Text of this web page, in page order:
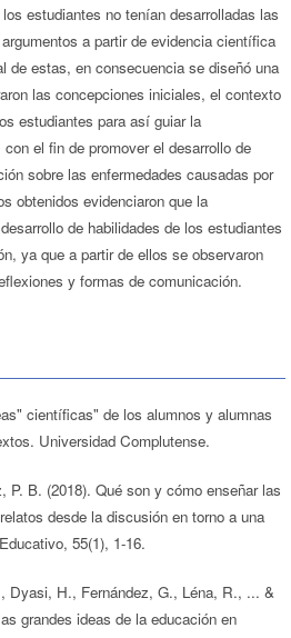
estudiantes no tenían desarrolladas las
a partir de evidencia científica
de estas, en consecuencia se diseñó una
las concepciones iniciales, el contexto
estudiantes para así guiar la
el fin de promover el desarrollo de
sobre las enfermedades causadas por
obtenidos evidenciaron que la
de habilidades de los estudiantes
ya que a partir de ellos se observaron
y formas de comunicación.
científicas" de los alumnos y alumnas
Universidad Complutense.
B. (2018). Qué son y cómo enseñar las
desde la discusión en torno a una
55(1), 1-16.
Dyasi, H., Fernández, G., Léna, R., ... &
grandes ideas de la educación en